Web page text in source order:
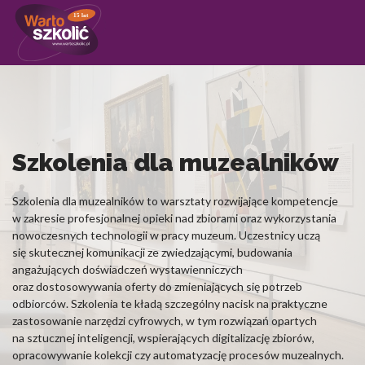
15 lat
Szkolenia dla muzealników
Szkolenia dla muzealników to warsztaty rozwijające kompetencje
w zakresie profesjonalnej opieki nad zbiorami oraz wykorzystania
nowoczesnych technologii w pracy muzeum. Uczestnicy uczą
się skutecznej komunikacji ze zwiedzającymi, budowania
angażujących doświadczeń wystawienniczych
oraz dostosowywania oferty do zmieniających się potrzeb
odbiorców. Szkolenia te kładą szczególny nacisk na praktyczne
zastosowanie narzędzi cyfrowych, w tym rozwiązań opartych
na sztucznej inteligencji, wspierających digitalizację zbiorów,
opracowywanie kolekcji czy automatyzację procesów muzealnych.
Wykorzystujemy pliki cookie do spersonalizowania treści i reklam,
społecznościowe i analizować ruch w naszej witrynie. Informacje o
witryny, udostępniamy partnerom społecznościowym, reklamowym
mogą połączyć te informacje z innymi danymi otrzymanymi od
Niezbędne pliki cookie mają kluczowe znaczenie dla podstawowych
będzie działać w zamierzony sposób bez nich. Te pliki cookie nie
umożliwiających identyfikację osoby.
Preferencje
Pliki cookie dotyczące preferencji umożliwiają stronie zapamiętanie
wygląd lub funkcjonowanie strony, np. preferowany język lub